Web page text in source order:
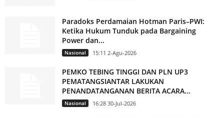
Paradoks Perdamaian Hotman Paris–PWI:
Ketika Hukum Tunduk pada Bargaining
Power dan...
Nasional 15:11 2-Agu-2026
PEMKO TEBING TINGGI DAN PLN UP3
PEMATANGSIANTAR LAKUKAN
PENANDATANGANAN BERITA ACARA...
Nasional 16:28 30-Jul-2026